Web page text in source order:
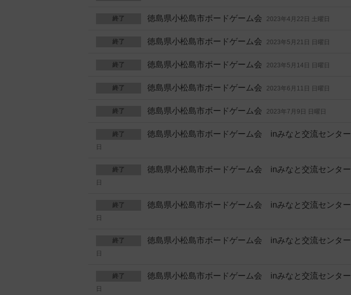
終了 徳島県小松島市ボードゲーム会 2023年4月22日 土曜日
終了 徳島県小松島市ボードゲーム会 2023年5月21日 日曜日
終了 徳島県小松島市ボードゲーム会 2023年5月14日 日曜日
終了 徳島県小松島市ボードゲーム会 2023年6月11日 日曜日
終了 徳島県小松島市ボードゲーム会 2023年7月9日 日曜日
終了 徳島県小松島市ボードゲーム会 inみなと交流センター
日
終了 徳島県小松島市ボードゲーム会 inみなと交流センター
日
終了 徳島県小松島市ボードゲーム会 inみなと交流センター
日
終了 徳島県小松島市ボードゲーム会 inみなと交流センター
日
終了 徳島県小松島市ボードゲーム会 inみなと交流センター
日